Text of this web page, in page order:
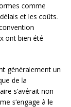
comme
et les coûts.
ont bien été
généralement un
de la
s’avérait non
s’engage à le